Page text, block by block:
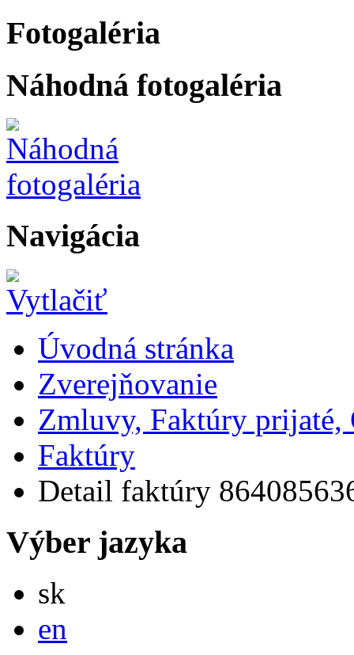
Fotogaléria
Náhodná fotogaléria
Navigácia
Úvodná stránka
Zverejňovanie
Zmluvy, Faktúry prijaté,
Faktúry
Detail faktúry
Výber jazyka
sk
en